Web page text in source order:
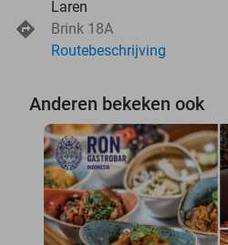
Laren
Brink 18A
Routebeschrijving
Anderen bekeken ook